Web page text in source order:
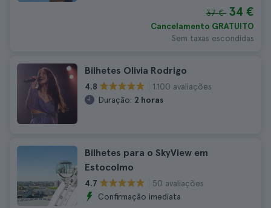
37 € 34 €
Cancelamento GRATUITO
Sem taxas escondidas
Bilhetes Olivia Rodrigo
4.8
1.100 avaliações
Duração: 2 horas
Bilhetes para o SkyView em
Estocolmo
4.7
50 avaliações
Confirmação imediata